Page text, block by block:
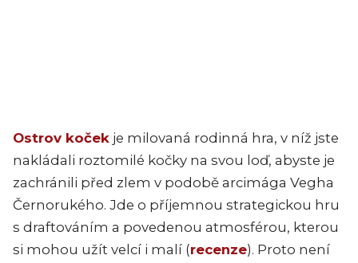
Ostrov koček je milovaná rodinná hra, v níž jste
nakládali roztomilé kočky na svou loď, abyste je
zachránili před zlem v podobě arcimága Vegha
Černorukého. Jde o příjemnou strategickou hru
s draftováním a povedenou atmosférou, kterou
si mohou užít velcí i malí (recenze). Proto není